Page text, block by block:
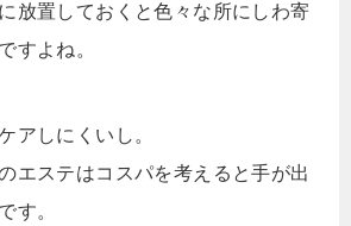
放置しておくと色々な所にしわ寄
すよね。
アしにくいし。
エステはコスパを考えると手が出
す。